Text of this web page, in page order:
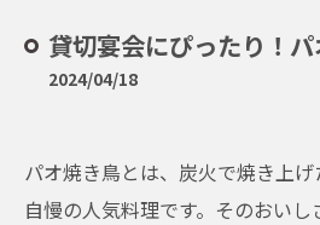
貸切宴会にぴったり！
2024/04/18
パオ焼き鳥とは、炭火で焼き上
自慢の人気料理です。そのおい